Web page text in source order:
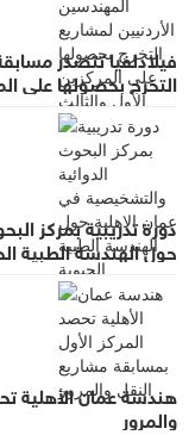
فيلادلفيا تتصدر
التخرج بحصولها على
دورة تدريبية بمركز
حول الهندسة الطبية
هندسة عمان الأهلية
والمرور